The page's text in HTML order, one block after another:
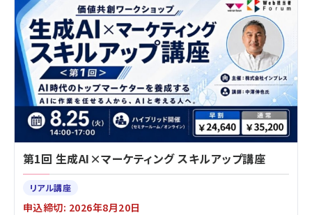
第1回 生成AI×マーケティング スキルアップ講座
リアル講座
申込締切: 2026年8月20日